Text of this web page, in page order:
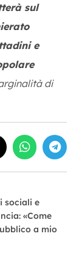
sul
e
di
sociali e
«Come
a mio